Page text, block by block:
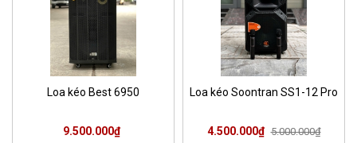
Loa kéo Best 6950
9.500.000₫
Loa kéo Soontran SS1-12 Pro
4.500.000₫ 5.000.000₫